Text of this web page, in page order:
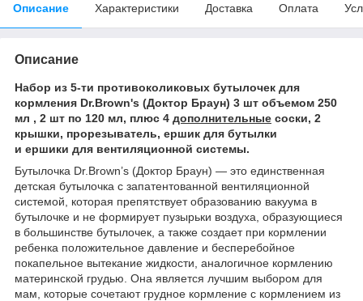
Описание Характеристики Доставка Оплата
Описание
Набор из 5-ти противоколиковых бутылочек для
кормления Dr.Brown's (Доктор Браун) 3 шт объемом 250
мл , 2 шт по 120 мл, плюс 4 дополнительные соски, 2
крышки, прорезыватель, ершик для бутылки
и ершики для вентиляционной системы.
Бутылочка Dr.Brown’s (Доктор Браун) — это единственная
детская бутылочка с запатентованной вентиляционной
системой, которая препятствует образованию вакуума в
бутылочке и не формирует пузырьки воздуха, образующиеся
в большинстве бутылочек, а также создает при кормлении
ребенка положительное давление и бесперебойное
покапельное вытекание жидкости, аналогичное кормлению
материнской грудью. Она является лучшим выбором для
мам, которые сочетают грудное кормление с кормлением из